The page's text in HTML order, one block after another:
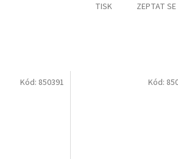
TISK ZEPTAT SE
Kód: 850391 Kód: